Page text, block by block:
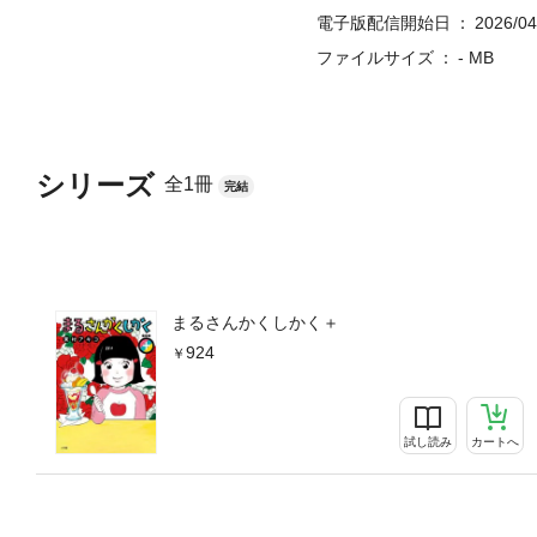
シリーズ 全1冊 完結
まるさんかくしかく＋
924
試し読み カートへ
電子版配信開始日
2026/
ファイルサイズ
- MB